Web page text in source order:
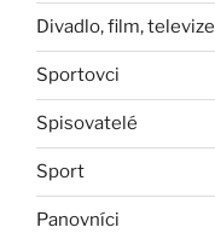
Divadlo, film, televize
Sportovci
Spisovatelé
Sport
Panovníci